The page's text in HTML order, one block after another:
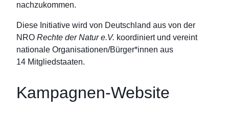
nachzukommen.
Diese Initiative wird von Deutschland aus von der
NRO Rechte der Natur e.V. koordiniert und vereint
nationale Organisationen/Bürger*innen aus
14 Mitgliedstaaten.
Kampagnen-Website